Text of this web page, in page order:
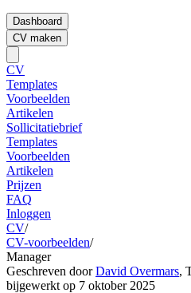
Dashboard
CV maken
CV
Templates
Voorbeelden
Artikelen
Sollicitatiebrief
Templates
Voorbeelden
Artikelen
Prijzen
FAQ
Inloggen
CV/
CV-voorbeelden/
Manager
Geschreven doorDavid Overmars,
bijgewerkt op 7 oktober 2025